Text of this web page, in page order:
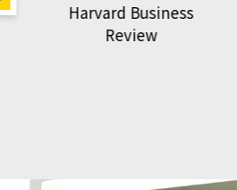
Harvard Business
Review